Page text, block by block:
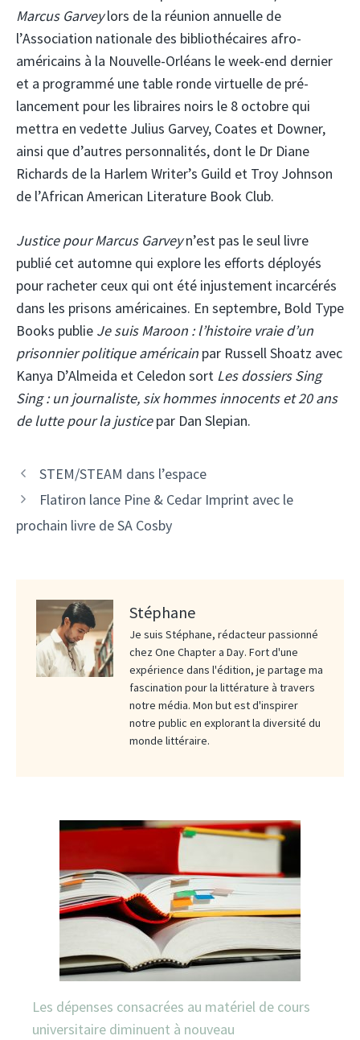
Marcus Garveylors de la réunion annuelle de
l’Association nationale des bibliothécaires afro-
américains à la Nouvelle-Orléans le week-end dernier
et a programmé une table ronde virtuelle de pré-
lancement pour les libraires noirs le 8 octobre qui
mettra en vedette Julius Garvey, Coates et Downer,
ainsi que d’autres personnalités, dont le Dr Diane
Richards de la Harlem Writer’s Guild et Troy Johnson
de l’African American Literature Book Club.
Justice pour Marcus Garveyn’est pas le seul livre
publié cet automne qui explore les efforts déployés
pour racheter ceux qui ont été injustement incarcérés
dans les prisons américaines. En septembre, Bold Type
Books publie Je suis Maroon : l’histoire vraie d’un
prisonnier politique américain par Russell Shoatz avec
Kanya D’Almeida et Celedon sort Les dossiers Sing
Sing : un journaliste, six hommes innocents et 20 ans
de lutte pour la justicepar Dan Slepian.
STEM/STEAM dans l’espace
Flatiron lance Pine & Cedar Imprint avec le
prochain livre de SA Cosby
Stéphane
Je suis Stéphane, rédacteur passionné
chez One Chapter a Day. Fort d'une
expérience dans l'édition, je partage ma
fascination pour la littérature à travers
notre média. Mon but est d'inspirer
notre public en explorant la diversité du
monde littéraire.
Les dépenses consacrées au matériel de cours
universitaire diminuent à nouveau